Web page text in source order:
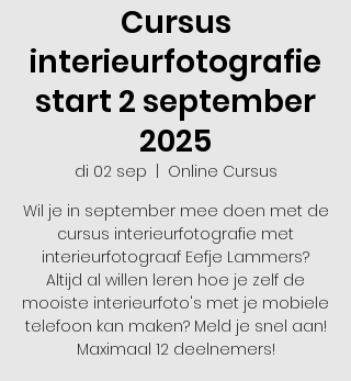
Cursus
interieurfotografie
start 2 september
2025
di 02 sep
Online Cursus
Wil je in september mee doen met de
cursus interieurfotografie met
interieurfotograaf Eefje Lammers?
Altijd al willen leren hoe je zelf de
mooiste interieurfoto's met je mobiele
telefoon kan maken? Meld je snel aan!
Maximaal 12 deelnemers!